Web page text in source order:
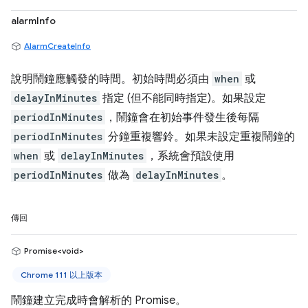
alarmInfo
AlarmCreateInfo
說明鬧鐘應觸發的時間。初始時間必須由 when 或
delayInMinutes 指定 (但不能同時指定)。如果設定
periodInMinutes ，鬧鐘會在初始事件發生後每隔
periodInMinutes 分鐘重複響鈴。如果未設定重複鬧鐘的
when 或 delayInMinutes ，系統會預設使用
periodInMinutes 做為 delayInMinutes 。
傳回
Promise<void>
Chrome 111 以上版本
鬧鐘建立完成時會解析的 Promise。